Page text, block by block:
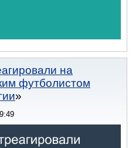
на
футболистом